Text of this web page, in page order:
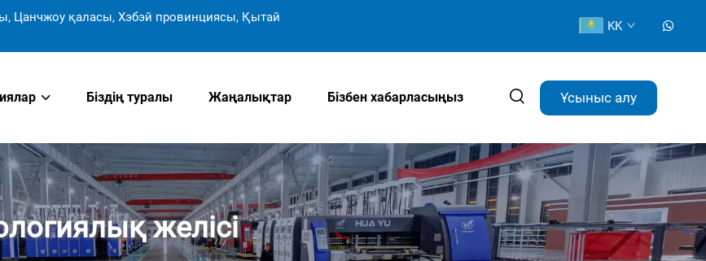
Цанчжоу қаласы, Хэбэй провинциясы, Қытай
KK
Біздің туралы Жаңалықтар Бізбен хабарласыңыз Ұсыныс алу
желісі